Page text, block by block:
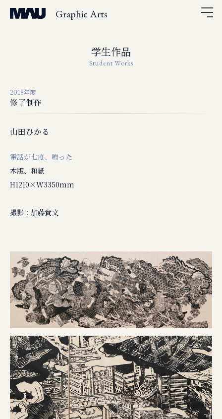
Graphic Arts
学生作品
Student Works
2018年度
修了制作
山田ひかる
電話が七度、鳴った
木版、和紙
H1210×W3350mm
撮影：加藤貴文